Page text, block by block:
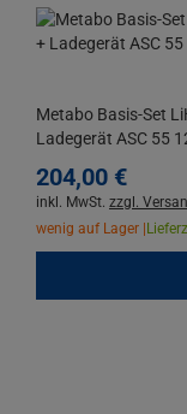
Metabo Basis-Set
Ladegerät ASC 55
204,00 €
inkl. MwSt. zzgl.
wenig auf Lager |